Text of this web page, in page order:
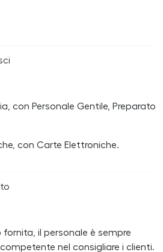
con Personale Gentile, Preparato
con Carte Elettroniche.
il personale è sempre
nel consigliare i clienti.